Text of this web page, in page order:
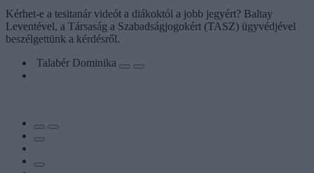
Kérhet-e a tesitanár videót a diákoktól a jobb jegyért? Baltay
Leventével, a Társaság a Szabadságjogokért (TASZ) ügyvédjével
beszélgettünk a kérdésről.
Talabér Dominika